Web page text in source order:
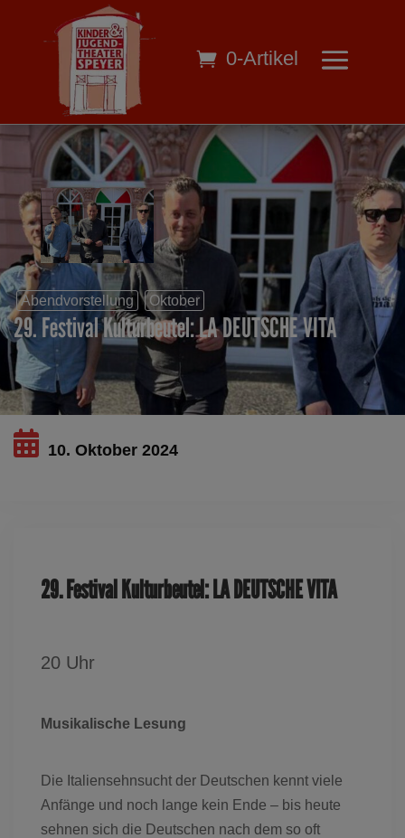
0-Artikel
Abendvorstellung Oktober
29. Festival Kulturbeutel: LA DEUTSCHE VITA
10. Oktober 2024
29. Festival Kulturbeutel: LA DEUTSCHE VITA
20 Uhr
Musikalische Lesung
Die Italiensehnsucht der Deutschen kennt viele
Anfänge und noch lange kein Ende – bis heute
sehnen sich die Deutschen nach dem so oft